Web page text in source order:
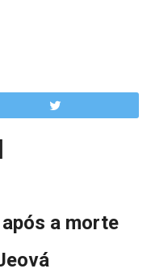
a morte